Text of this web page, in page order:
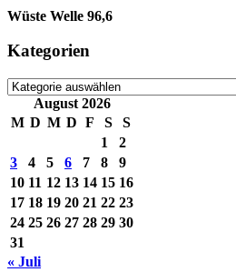
Wüste Welle 96,6
Kategorien
Kategorien
August 2026
M D M D F S
S
1
2
3
4 5 6 7 8
9
10 11 12 13 14 15 16
17 18 19 20 21 22 23
24 25 26 27 28 29 30
31
« Juli